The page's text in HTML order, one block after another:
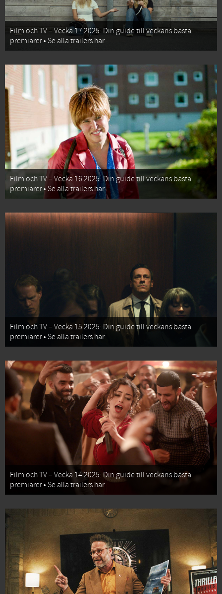
Film och TV – Vecka 17 2025: Din guide till veckans bästa
premiärer • Se alla trailers här
Film och TV – Vecka 16 2025: Din guide till veckans bästa
premiärer • Se alla trailers här
Film och TV – Vecka 15 2025: Din guide till veckans bästa
premiärer • Se alla trailers här
Film och TV – Vecka 14 2025: Din guide till veckans bästa
premiärer • Se alla trailers här